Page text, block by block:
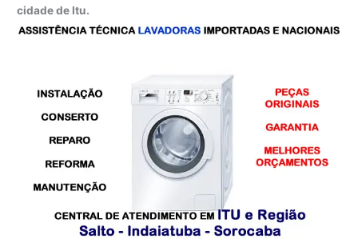
cidade de Itu.